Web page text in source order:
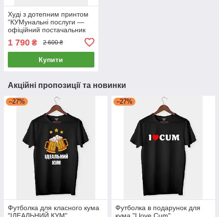
Худі з дотепним принтом
“КУМунальні послуги —
офіційний постачальник
1 790 ₴ 2 600 ₴
Купити
Акційні пропозиції та новинки
–27%
Футболка для класного кума
–27%
Футболка в подарунок для